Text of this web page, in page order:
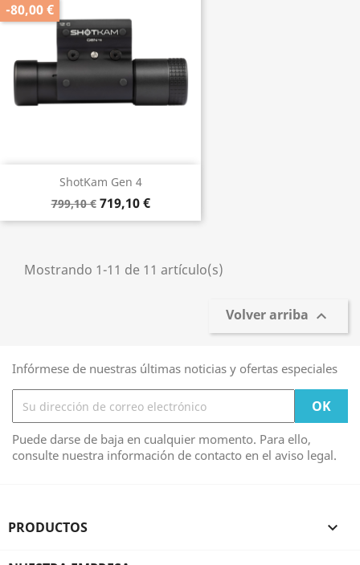
ShotKam Gen 4
799,10 € 719,10 €
-80,00 €
Mostrando 1-11 de 11 artículo(s)
Volver arriba 
Infórmese de nuestras últimas noticias y ofertas especiales
Puede darse de baja en cualquier momento. Para ello,
consulte nuestra información de contacto en el aviso legal.
PRODUCTOS 